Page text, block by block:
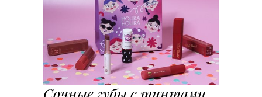
Сочные губы с тинтами